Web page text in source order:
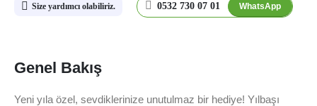
Size yardımcı olabiliriz. 0532 730 07 01 WhatsApp
Genel Bakış
Yeni yıla özel, sevdiklerinize unutulmaz bir hediye! Yılbaşı